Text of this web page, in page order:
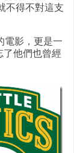
不得不對這支
電影，更是一
了他們也曾經